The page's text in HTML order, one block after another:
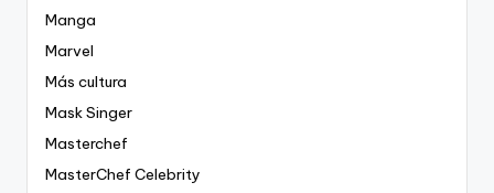
Manga
Marvel
Más cultura
Mask Singer
Masterchef
MasterChef Celebrity